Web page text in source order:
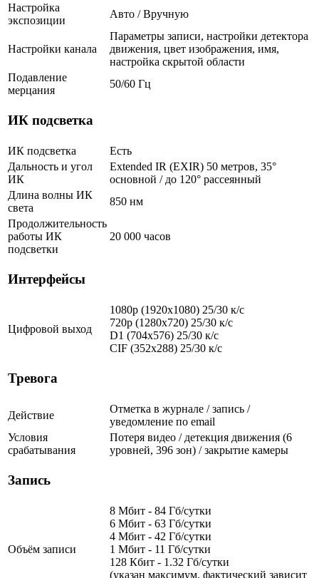
Настройка
экспозиции
Авто / Вручную
Настройки канала
Параметры записи, настройки детектора
движения, цвет изображения, имя,
настройка скрытой области
Подавление
мерцания
50/60 Гц
ИК подсветка
ИК подсветка
Есть
Дальность и угол
ИК
Extended IR (EXIR) 50 метров, 35°
основной / до 120° рассеянный
Длина волны ИК
света
850 нм
Продолжительность
работы ИК
подсветки
20 000 часов
Интерфейсы
Цифровой выход
1080p (1920х1080) 25/30 к/с
720p (1280x720) 25/30 к/с
D1 (704x576) 25/30 к/с
CIF (352x288) 25/30 к/с
Тревога
Действие
Отметка в журнале / запись /
уведомление по email
Условия
срабатывания
Потеря видео / детекция движения (6
уровней, 396 зон) / закрытие камеры
Запись
Объём записи
8 Мбит - 84 Гб/сутки
6 Мбит - 63 Гб/сутки
4 Мбит - 42 Гб/сутки
1 Мбит - 11 Гб/сутки
128 Кбит - 1.32 Гб/сутки
(указан максимум, фактический зависит